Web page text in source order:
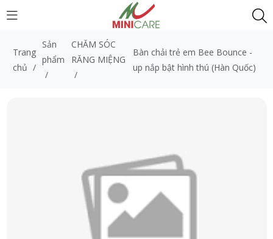
Trang
chủ /
Sản
phẩm
/
CHĂM SÓC
RĂNG MIỆNG
/
Bàn chải trẻ em Bee Bounce -
up nắp bật hình thú (Hàn Quốc)